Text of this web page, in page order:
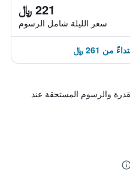
221 ﷼
سعر الليلة شامل الرسوم
والرسوم المستحقة عند